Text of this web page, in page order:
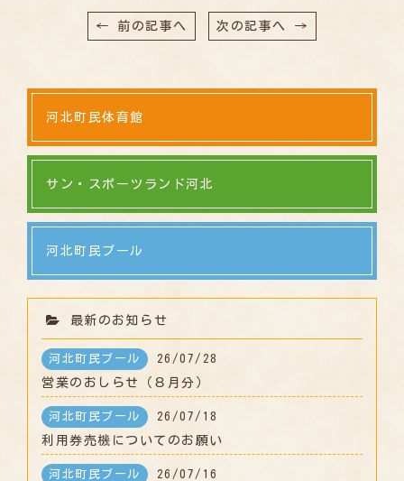
← 前の記事へ 次の記事へ →
河北町民体育館
サン・スポーツランド河北
河北町民プール
最新のお知らせ
河北町民プール 26/07/28
営業のおしらせ（８月分）
河北町民プール 26/07/18
利用券売機についてのお願い
河北町民プール 26/07/16